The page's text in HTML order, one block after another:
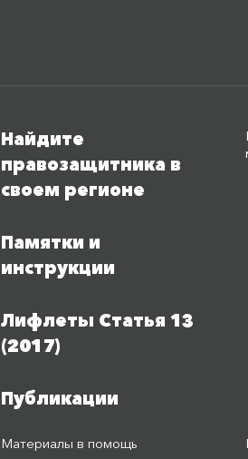
Найдите
правозащитника в
своем регионе
Памятки и
инструкции
Лифлеты Статья 13
(2017)
Публикации
Материалы в помощь